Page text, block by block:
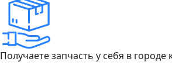
Получаете запчасть у себя в